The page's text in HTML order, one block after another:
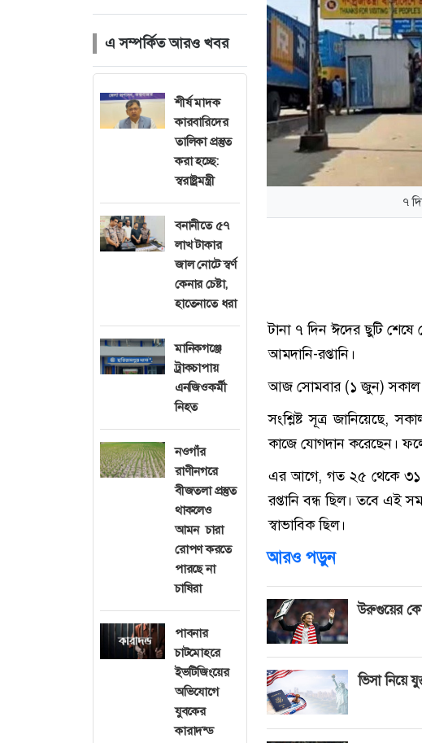
এ সম্পর্কিত আরও খবর
শীর্ষ মাদক
কারবারিদের
তালিকা প্রস্তুত
করা হচ্ছে:
স্বরাষ্ট্রমন্ত্রী
বনানীতে ৫৭
লাখ টাকার
জাল নোটে স্বর্ণ
কেনার চেষ্টা,
হাতেনাতে ধরা
মানিকগঞ্জে
ট্রাকচাপায়
এনজিওকর্মী
নিহত
নওগাঁর
রাণীনগরে
বীজতলা প্রস্তুত
থাকলেও
আমন চারা
রোপণ করতে
পারছে না
চাষিরা
পাবনার
চাটমোহরে
ইভটিজিংয়ের
অভিযোগে
যুবকের
কারাদন্ড
৭
টানা ৭ দিন ঈদের ছুটি
আমদানি-রপ্তানি।
আজ সোমবার (১ জুন) সকাল
সংশ্লিষ্ট সূত্র জানিয়েছে,
কাজে যোগদান করেছেন।
এর আগে, গত ২৫ থেকে ৩১
রপ্তানি বন্ধ ছিল। তবে এই
স্বাভাবিক ছিল।
আরও পড়ুন
উরুগুয়ের
ভিসা নিয়ে